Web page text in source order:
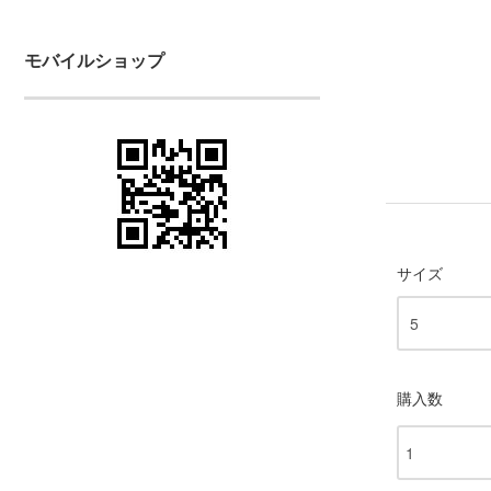
モバイルショップ
サイズ
購入数